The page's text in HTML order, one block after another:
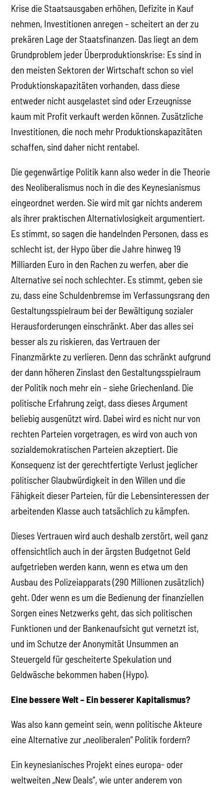
Krise die Staatsausgaben erhöhen, Defizite in Kauf
nehmen, Investitionen anregen – scheitert an der zu
prekären Lage der Staatsfinanzen. Das liegt an dem
Grundproblem jeder Überproduktionskrise: Es sind in
den meisten Sektoren der Wirtschaft schon so viel
Produktionskapazitäten vorhanden, dass diese
entweder nicht ausgelastet sind oder Erzeugnisse
kaum mit Profit verkauft werden können. Zusätzliche
Investitionen, die noch mehr Produktionskapazitäten
schaffen, sind daher nicht rentabel.
Die gegenwärtige Politik kann also weder in die Theorie
des Neoliberalismus noch in die des Keynesianismus
eingeordnet werden. Sie wird mit gar nichts anderem
als ihrer praktischen Alternativlosigkeit argumentiert.
Es stimmt, so sagen die handelnden Personen, dass es
schlecht ist, der Hypo über die Jahre hinweg 19
Milliarden Euro in den Rachen zu werfen, aber die
Alternative sei noch schlechter. Es stimmt, geben sie
zu, dass eine Schuldenbremse im Verfassungsrang den
Gestaltungsspielraum bei der Bewältigung sozialer
Herausforderungen einschränkt. Aber das alles sei
besser als zu riskieren, das Vertrauen der
Finanzmärkte zu verlieren. Denn das schränkt aufgrund
der dann höheren Zinslast den Gestaltungsspielraum
der Politik noch mehr ein – siehe Griechenland. Die
politische Erfahrung zeigt, dass dieses Argument
beliebig ausgenützt wird. Dabei wird es nicht nur von
rechten Parteien vorgetragen, es wird von auch von
sozialdemokratischen Parteien akzeptiert. Die
Konsequenz ist der gerechtfertigte Verlust jeglicher
politischer Glaubwürdigkeit in den Willen und die
Fähigkeit dieser Parteien, für die Lebensinteressen der
arbeitenden Klasse auch tatsächlich zu kämpfen.
Dieses Vertrauen wird auch deshalb zerstört, weil ganz
offensichtlich auch in der ärgsten Budgetnot Geld
aufgetrieben werden kann, wenn es etwa um den
Ausbau des Polizeiapparats (290 Millionen zusätzlich)
geht. Oder wenn es um die Bedienung der finanziellen
Sorgen eines Netzwerks geht, das sich politischen
Funktionen und der Bankenaufsicht gut vernetzt ist,
und im Schutze der Anonymität Unsummen an
Steuergeld für gescheiterte Spekulation und
Geldwäsche bekommen haben (Hypo).
Eine bessere Welt – Ein besserer Kapitalismus?
Was also kann gemeint sein, wenn politische Akteure
eine Alternative zur „neoliberalen“ Politik fordern?
Ein keynesianisches Projekt eines europa- oder
weltweiten „New Deals“, wie unter anderem von